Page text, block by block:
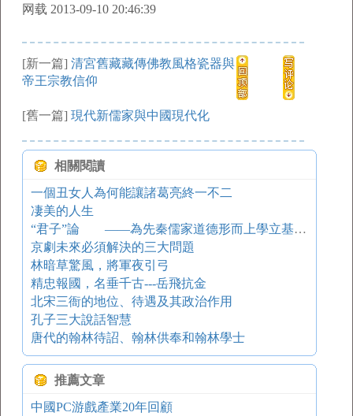
网载 2013-09-10 20:46:39
[新一篇] 清宮舊藏藏傳佛教風格瓷器與
帝王宗教信仰
[舊一篇] 現代新儒家與中國現代化
相關閱讀
一個丑女人為何能讓諸葛亮終一不二
凄美的人生
“君子”論 ——為先秦儒家道德形而上學立基的人文主體
京劇未來必須解決的三大問題
林暗草驚風，將軍夜引弓
精忠報國，名垂千古---岳飛抗金
北宋三衙的地位、待遇及其政治作用
孔子三大說話智慧
唐代的翰林待詔、翰林供奉和翰林學士
推薦文章
中國PC游戲產業20年回顧